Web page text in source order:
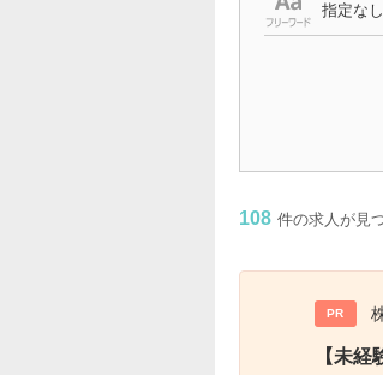
指定なし
108 件の求人が見
PR
【未